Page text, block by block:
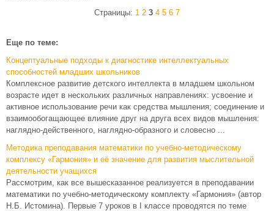
Страницы: 1 2 3 4 5 6 7
Еще по теме:
Концептуальные подходы к диагностике интеллектуальных
способностей младших школьников
Комплексное развитие детского интеллекта в младшем школьном
возрасте идет в нескольких различных направлениях: усвоение и
активное использование речи как средства мышления; соединение и
взаимообогащающее влияние друг на друга всех видов мышления:
наглядно-действенного, наглядно-образного и словесно ...
Методика преподавания математики по учебно-методическому
комплексу «Гармония» и её значение для развития мыслительной
деятельности учащихся
Рассмотрим, как все вышесказанное реализуется в преподавании
математики по учебно-методическому комплекту «Гармония» (автор
Н.Б. Истомина). Первые 7 уроков в I классе проводятся по теме